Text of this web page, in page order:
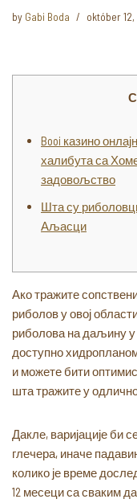
by Gabi Boda október
Booi казино
халибута са
задовољство
Шта су
Аљасци
Ако тражите
риболов у овој
риболова на даљину у
доступно
и можете бити
шта тражите у
Дакле, варијације би
глечера, иначе
колико је време
12 месеци са сваким